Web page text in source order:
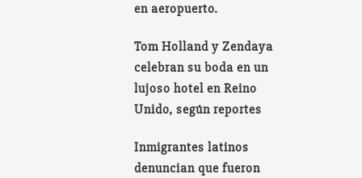
en aeropuerto.
Tom Holland y Zendaya
celebran su boda en un
lujoso hotel en Reino
Unido, según reportes
Inmigrantes latinos
denuncian que fueron